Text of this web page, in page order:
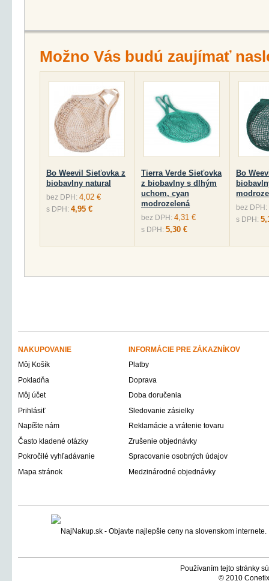
Možno Vás budú zaujímať
Bo Weevil Sieťovka z
biobavlny natural
bez DPH: 4,02 €
s DPH: 4,95 €
Tierra Verde Sieťovka
z biobavlny s dlhým
uchom, cyan
modrozelená
bez DPH: 4,31 €
s DPH: 5,30 €
Bo
bez DPH:
s DPH:
NAKUPOVANIE
INFORMÁCIE PRE ZÁKAZNÍKOV
Môj Košík
Platby
Pokladňa
Doprava
Môj účet
Doba doručenia
Prihlásiť
Sledovanie zásielky
Napíšte nám
Reklamácie a vrátenie tovaru
Často kladené otázky
Zrušenie objednávky
Pokročilé vyhľadávanie
Spracovanie osobných údajov
Mapa stránok
Medzinárodné objednávky
Používaním tejto stránky
© 2010